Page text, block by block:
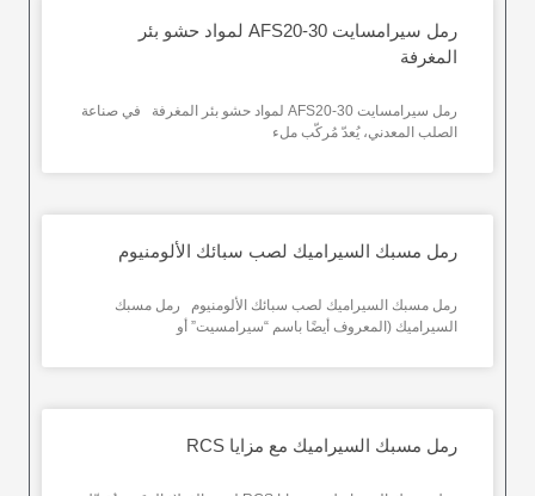
رمل سيرامسايت AFS20-30 لمواد حشو بئر
المغرفة
رمل سيرامسايت AFS20-30 لمواد حشو بئر المغرفة في صناعة
الصلب المعدني، يُعدّ مُركّب ملء
رمل مسبك السيراميك لصب سبائك الألومنيوم
رمل مسبك السيراميك لصب سبائك الألومنيوم رمل مسبك
السيراميك (المعروف أيضًا باسم “سيرامسيت” أو
رمل مسبك السيراميك مع مزايا RCS